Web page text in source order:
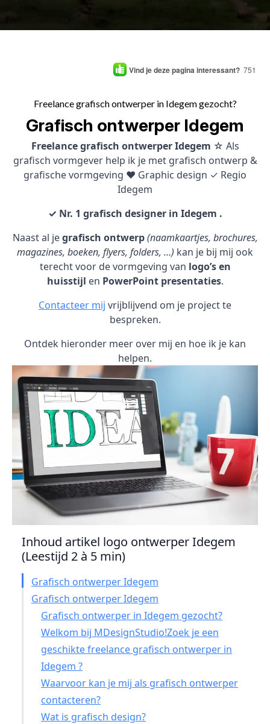
Vind je deze pagina interessant? 751
Freelance grafisch ontwerper in Idegem gezocht?
Grafisch ontwerper Idegem
Freelance grafisch ontwerper Idegem ☆ Als
grafisch vormgever help ik je met grafisch ontwerp &
grafische vormgeving ♥ Graphic design ✓ Regio
Idegem
✓ Nr. 1 grafisch designer in Idegem .
Naast al jegrafisch ontwerp (naamkaartjes, brochures,
magazines, boeken, flyers, folders, …) kan je bij mij ook
terecht voor de vormgeving van logo’s en
huisstijl en PowerPoint presentaties.
Contacteer mij vrijblijvend om je project te
bespreken.
Ontdek hieronder meer over mij en hoe ik je kan
helpen.
Inhoud artikel logo ontwerper Idegem
(Leestijd 2 à 5 min)
Grafisch ontwerper Idegem
Grafisch ontwerper Idegem
Grafisch ontwerper in Idegem gezocht?
Welkom bij MDesignStudio!Zoek je een
geschikte freelance grafisch ontwerper in
Idegem ?
Waarvoor kan je mij als grafisch ontwerper
contacteren?
Wat is grafisch design?